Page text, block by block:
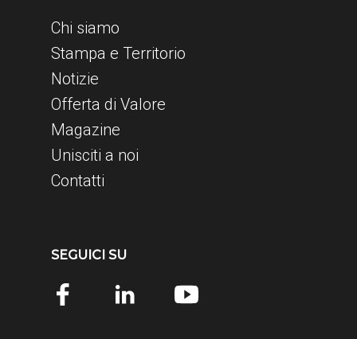
Chi siamo
Stampa e Territorio
Notizie
Offerta di Valore
Magazine
Unisciti a noi
Contatti
SEGUICI SU